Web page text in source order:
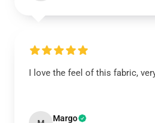
I love the feel of this fabric,
Margo